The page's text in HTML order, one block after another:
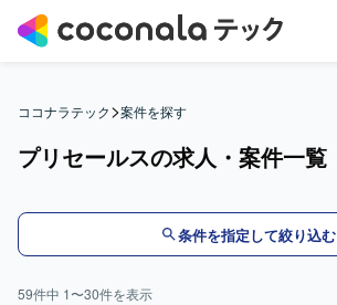
ココナラテック>案件を探す
プリセールスの求人・案件一覧
条件を指定して絞り込む
59件中 1〜30件を表示